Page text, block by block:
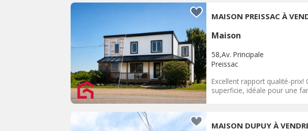
MAISON PREISSAC À
Maison
58,Av. Principale
Preissac
Excellent rapport qualité-
superficie, idéale pour une
MAISON DUPUY À